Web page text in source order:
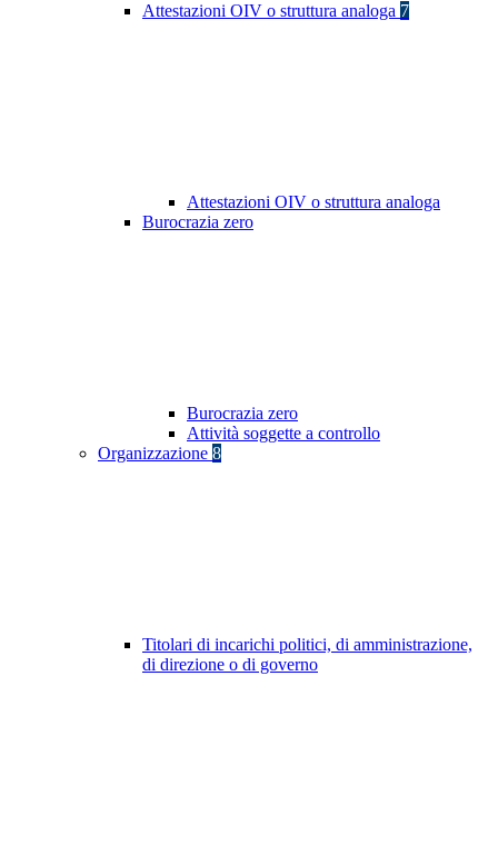
Attestazioni OIV o struttura analoga 7
Attestazioni OIV o struttura analoga
Burocrazia zero
Burocrazia zero
Attività soggette a controllo
Organizzazione 8
Titolari di incarichi politici, di amministrazione,
di direzione o di governo